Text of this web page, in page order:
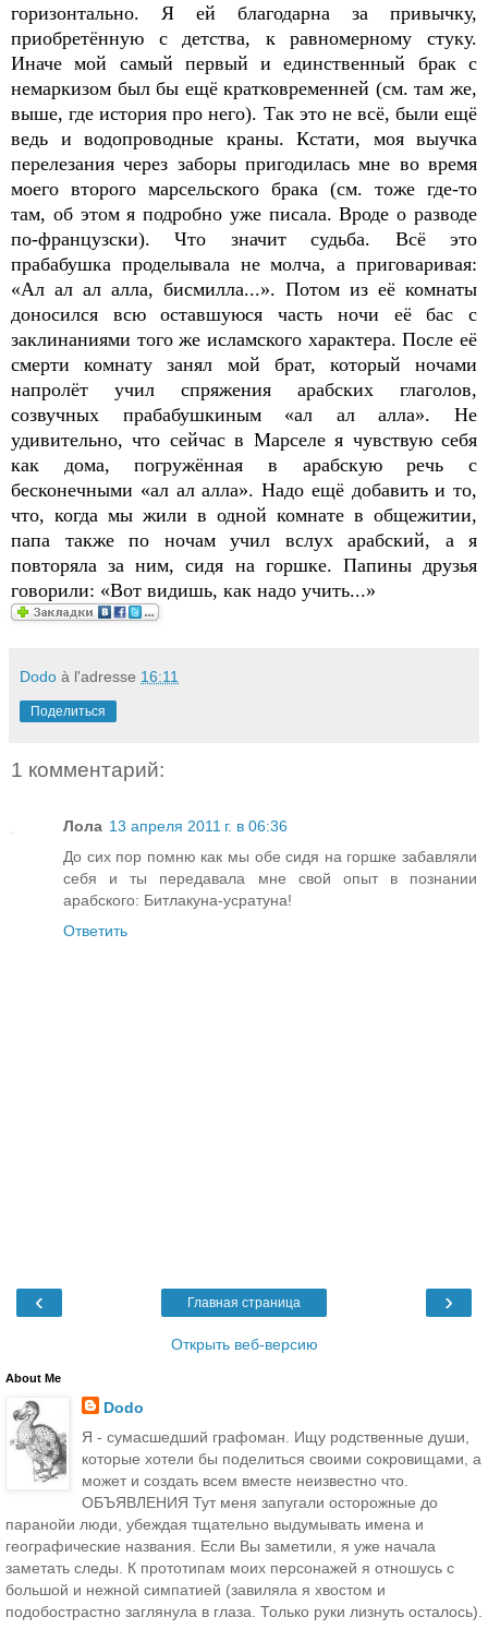
горизонтально. Я ей благодарна за привычку,
приобретённую с детства, к равномерному стуку.
Иначе мой самый первый и единственный брак с
немаркизом был бы ещё кратковременней (см. там же,
выше, где история про него). Так это не всё, были ещё
ведь и водопроводные краны. Кстати, моя выучка
перелезания через заборы пригодилась мне во время
моего второго марсельского брака (см. тоже где-то
там, об этом я подробно уже писала. Вроде о разводе
по-французски). Что значит судьба. Всё это
прабабушка проделывала не молча, а приговаривая:
«Ал ал ал алла, бисмилла...». Потом из её комнаты
доносился всю оставшуюся часть ночи её бас с
заклинаниями того же исламского характера. После её
смерти комнату занял мой брат, который ночами
напролёт учил спряжения арабских глаголов,
созвучных прабабушкиным «ал ал алла». Не
удивительно, что сейчас в Марселе я чувствую себя
как дома, погружённая в арабскую речь с
бесконечными «ал ал алла». Надо ещё добавить и то,
что, когда мы жили в одной комнате в общежитии,
папа также по ночам учил вслух арабский, а я
повторяла за ним, сидя на горшке. Папины друзья
говорили: «Вот видишь, как надо учить...»
Dodo à l'adresse 16:11
Поделиться
1 комментарий:
Лола 13 апреля 2011 г. в 06:36
До сих пор помню как мы обе сидя на горшке забавляли
себя и ты передавала мне свой опыт в познании
арабского: Битлакуна-усратуна!
Ответить
‹ ›
Главная страница
Открыть веб-версию
About Me
Dodo
Я - сумасшедший графоман. Ищу родственные души,
которые хотели бы поделиться своими сокровищами, а
может и создать всем вместе неизвестно что.
ОБЪЯВЛЕНИЯ Тут меня запугали осторожные до
паранойи люди, убеждая тщательно выдумывать имена и
географические названия. Если Вы заметили, я уже начала
заметать следы. К прототипам моих персонажей я отношусь с
большой и нежной симпатией (завиляла я хвостом и
подобострастно заглянула в глаза. Только руки лизнуть осталось).